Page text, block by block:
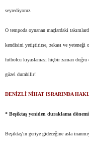
seyrediyoruz.
O tempoda oynanan maçlardaki
kendisini yetiştirirse, zekası ve
futbolcu kıyaslaması hiçbir zaman
güzel durabilir!
DENİZLİ NİHAT ISRARINDA
* Beşiktaş yeniden duraklama
Beşiktaş'ın geriye gideceğine asla